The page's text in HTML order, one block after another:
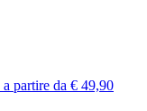
a partire da € 49,90